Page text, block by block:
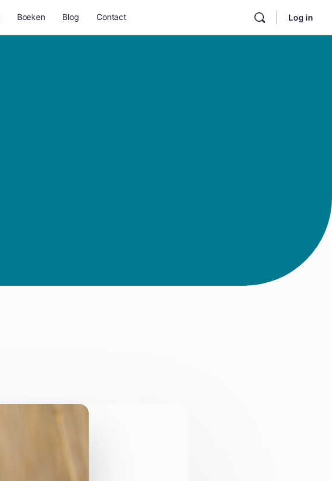
Boeken Blog Contact Log in